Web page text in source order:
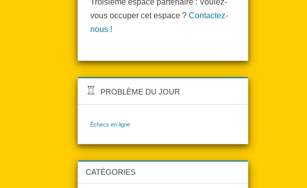
vous occuper cet espace ?Contactez-
nous !
PROBLÈME DU JOUR
Échecs en-ligne
CATÉGORIES